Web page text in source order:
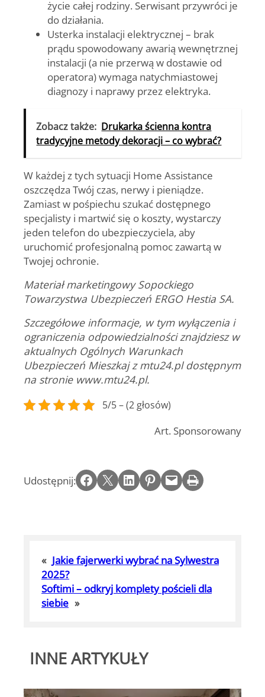
życie całej rodziny. Serwisant przywróci je
do działania.
Usterka instalacji elektrycznej – brak
prądu spowodowany awarią wewnętrznej
instalacji (a nie przerwą w dostawie od
operatora) wymaga natychmiastowej
diagnozy i naprawy przez elektryka.
Zobacz także: Drukarka ścienna kontra
tradycyjne metody dekoracji – co wybrać?
W każdej z tych sytuacji Home Assistance
oszczędza Twój czas, nerwy i pieniądze.
Zamiast w pośpiechu szukać dostępnego
specjalisty i martwić się o koszty, wystarczy
jeden telefon do ubezpieczyciela, aby
uruchomić profesjonalną pomoc zawartą w
Twojej ochronie.
Materiał marketingowy Sopockiego
Towarzystwa Ubezpieczeń ERGO Hestia SA.
Szczegółowe informacje, w tym wyłączenia i
ograniczenia odpowiedzialności znajdziesz w
aktualnych Ogólnych Warunkach
Ubezpieczeń Mieszkaj z mtu24.pl dostępnym
na stronie www.mtu24.pl.
5/5 – (2 głosów)
Art. Sponsorowany
Udostępnij: Share on Facebook Email this Page Share on LinkedIn Share on Pinterest Email this Page Print this Page
« Jakie fajerwerki wybrać na Sylwestra
2025?
Softimi – odkryj komplety pościeli dla
siebie »
INNE ARTYKUŁY